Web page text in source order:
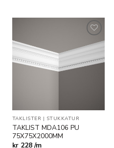
ønskeliste
TAKLISTER | STUKKATUR
TAKLIST MDA106 PU
75X75X2000MM
kr 228 /m